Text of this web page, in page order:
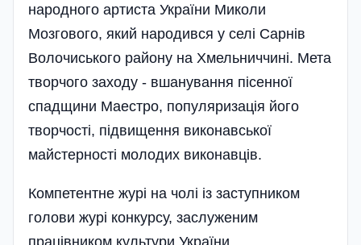
народного артиста України Миколи
Мозгового, який народився у селі Сарнів
Волочиського району на Хмельниччині. Мета
творчого заходу - вшанування пісенної
спадщини Маестро, популяризація його
творчості, підвищення виконавської
майстерності молодих виконавців.
Компетентне журі на чолі із заступником
голови журі конкурсу, заслуженим
працівником культури України